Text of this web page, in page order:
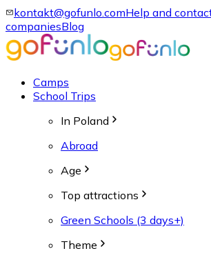
kontakt@gofunlo.comHelp and
companiesBlog
Camps
School Trips
In Poland
Abroad
Age
Top attractions
Green Schools (3 days+)
Theme